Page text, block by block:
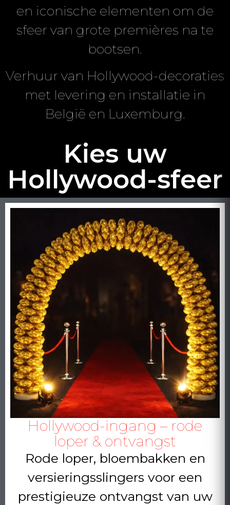
en iconische elementen om de
sfeer van grote premières na te
bootsen.
Verhuur van Hollywood-decoraties
met levering en installatie in
België en Luxemburg.
Kies uw
Hollywood-sfeer
Hollywood-ingang – rode
loper & ontvangst
Rode loper, bloembakken en
versieringsslingers voor een
prestigieuze ontvangst van uw